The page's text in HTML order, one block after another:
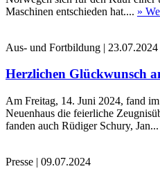
Maschinen entschieden hat.... »
Aus- und Fortbildung | 23.07.2024
Herzlichen Glückwunsch
Am Freitag, 14. Juni 2024, fand
Neuenhaus die feierliche
fanden auch Rüdiger Schury, Jan...
Presse | 09.07.2024